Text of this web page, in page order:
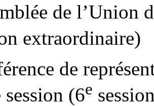
de l’Union
extraordinaire)
de
session (6e